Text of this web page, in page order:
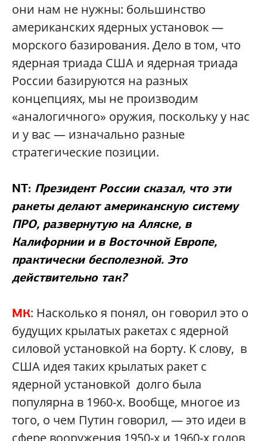
они нам не нужны: большинство
американских ядерных установок —
морского базирования. Дело в том, что
ядерная триада США и ядерная триада
России базируются на разных
концепциях, мы не производим
«аналогичного» оружия, поскольку у нас
и у вас — изначально разные
стратегические позиции.
NT: Президент России сказал, что эти
ракеты делают американскую систему
ПРО, развернутую на Аляске, в
Калифорнии и в Восточной Европе,
практически бесполезной. Это
действительно так?
МК: Насколько я понял, он говорил это о
будущих крылатых ракетах с ядерной
силовой установкой на борту. К слову, в
США идея таких крылатых ракет с
ядерной установкой долго была
популярна в 1960-х. Вообще, многое из
того, о чем Путин говорил, — это идеи в
сфере вооружения 1950-х и 1960-х годов,